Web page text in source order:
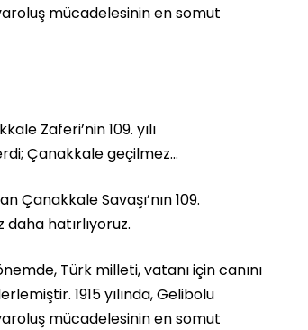
mücadelesinin en somut
Zaferi’nin 109. yılı
Çanakkale geçilmez…
Savaşı’nın 109.
hatırlıyoruz.
Türk milleti, vatanı için canını
1915 yılında, Gelibolu
mücadelesinin en somut